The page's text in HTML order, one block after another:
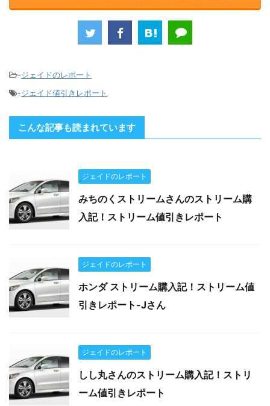
-ジェイドのレポート
-ジェイド値引きレポート
こんな記事も読まれています
ジェイドのレポート
みちのくストリームさんのストリーム購
入記！ストリーム値引きレポート
ジェイドのレポート
ホンダ ストリーム購入記！ストリーム値
引きレポート-Jさん
ジェイドのレポート
しし丸さんのストリーム購入記！ストリ
ーム値引きレポート